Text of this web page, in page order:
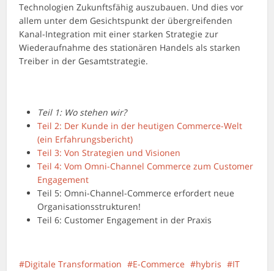
Technologien Zukunftsfähig auszubauen. Und dies vor
allem unter dem Gesichtspunkt der übergreifenden
Kanal-Integration mit einer starken Strategie zur
Wiederaufnahme des stationären Handels als starken
Treiber in der Gesamtstrategie.
Teil 1: Wo stehen wir?
Teil 2: Der Kunde in der heutigen Commerce-Welt
(ein Erfahrungsbericht)
Teil 3: Von Strategien und Visionen
Teil 4: Vom Omni-Channel Commerce zum Customer
Engagement
Teil 5: Omni-Channel-Commerce erfordert neue
Organisationsstrukturen!
Teil 6: Customer Engagement in der Praxis
Digitale Transformation E-Commerce hybris
IT